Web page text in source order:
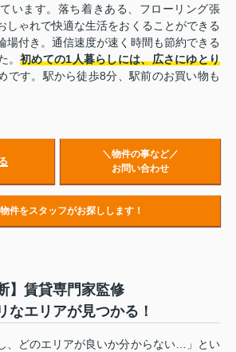
います。落ち着きある、フローリング張
しゃれで快適な生活をおくることができる
場付き。通信速度が速く時間も節約できる
。初めての1人暮らしには、広さにゆとり
です。駅から徒歩8分、駅前のお買い物も
＼物件の事など／
お問い合わせ
件をスタッフがお探しします！
】賃貸専門家監修
なエリアが見つかる！
、どのエリアが良いか分からない…」とい